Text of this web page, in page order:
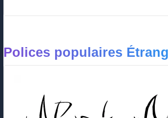
Polices populaires